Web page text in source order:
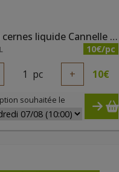
Anti cernes liquide Cannelle bio
10€/pc
1 pc + 10€
souhaitée le